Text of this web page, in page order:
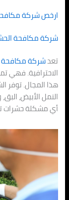
ارخص شركة
شركة مكافحة
تعدشركة
الاحترافية. فهي
هذا المجال. توفر
النمل الأبيض،
أي مشكلة حشرات